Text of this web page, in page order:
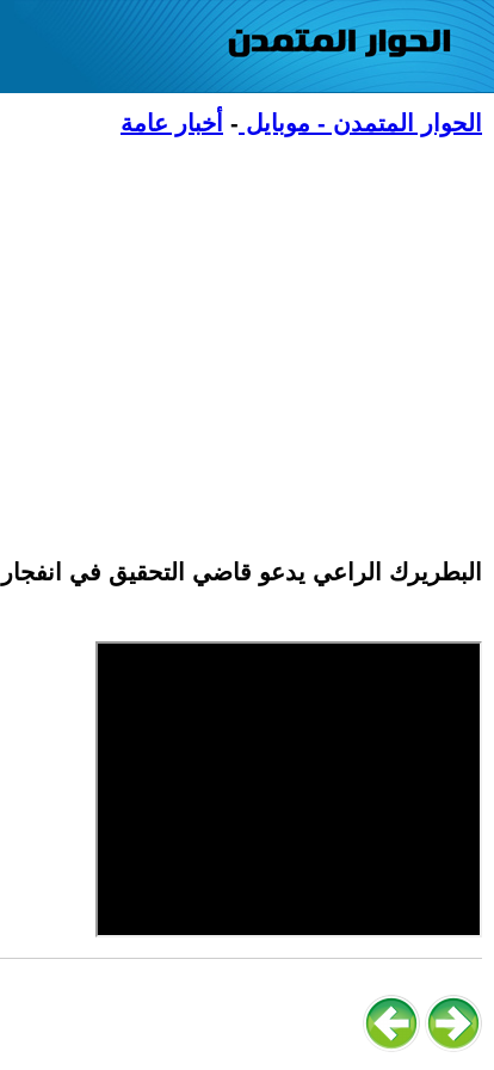
الحوار المتمدن - موبايل - أخبار عامة
البطريرك الراعي يدعو قاضي التحقيق في